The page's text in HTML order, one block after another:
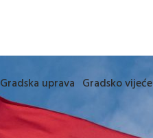
Gradska uprava Gradsko vijeće